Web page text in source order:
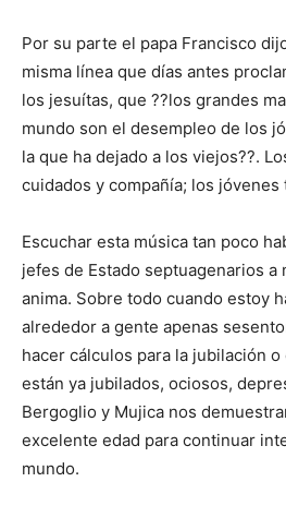
Por su parte el papa Francisco
misma línea que días antes
los jesuítas, que ??los grandes
mundo son el desempleo de los
la que ha dejado a los viejos??.
cuidados y compañía; los jóvenes
Escuchar esta música tan poco
jefes de Estado septuagenarios a
anima. Sobre todo cuando estoy
alrededor a gente apenas
hacer cálculos para la jubilación
están ya jubilados, ociosos,
Bergoglio y Mujica nos
excelente edad para continuar
mundo.